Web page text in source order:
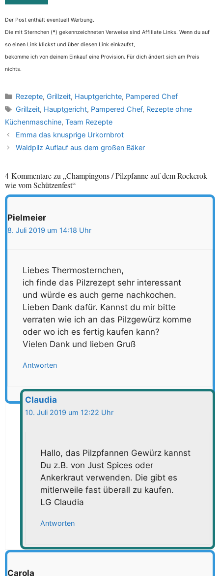
Der Post enthält eventuell Werbung.
Die mit Sternchen (*) gekennzeichneten Verweise sind Affiliate Links. Wenn du auf
so einen Link klickst und über diesen Link einkaufst,
bekomme ich von deinem Einkauf eine Provision. Für dich ändert sich am Preis
nichts.
Kategorien
Rezepte, Grillzeit, Hauptgerichte, Pampered Chef
Schlagwörter
Grillzeit, Hauptgericht, Pampered Chef, Rezepte ohne
Küchenmaschine, Team Rezepte
Emma das knusprige Urkornbrot
Waldpilz Auflauf aus dem großen Bäker
4 Kommentare zu „Champingons / Pilzpfanne auf dem Rockcrok
wie vom Schützenfest“
Pielmeier
8. Juli 2019 um 14:18 Uhr
Liebes Thermosternchen,
ich finde das Pilzrezept sehr interessant
und würde es auch gerne nachkochen.
Lieben Dank dafür. Kannst du mir bitte
verraten wie ich an das Pilzgewürz komme
oder wo ich es fertig kaufen kann?
Vielen Dank und lieben Gruß
Antworten
Claudia
10. Juli 2019 um 12:22 Uhr
Hallo, das Pilzpfannen Gewürz kannst
Du z.B. von Just Spices oder
Ankerkraut verwenden. Die gibt es
mitlerweile fast überall zu kaufen.
LG Claudia
Antworten
Carola